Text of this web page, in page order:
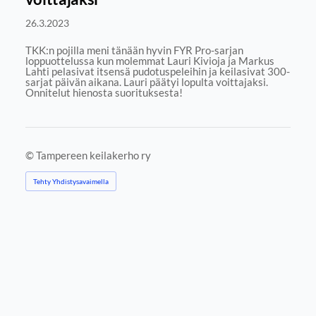
26.3.2023
TKK:n pojilla meni tänään hyvin FYR Pro-sarjan
loppuottelussa kun molemmat Lauri Kivioja ja Markus
Lahti pelasivat itsensä pudotuspeleihin ja keilasivat 300-
sarjat päivän aikana. Lauri päätyi lopulta voittajaksi.
Onnitelut hienosta suorituksesta!
©Tampereen keilakerho ry
Tehty Yhdistysavaimella